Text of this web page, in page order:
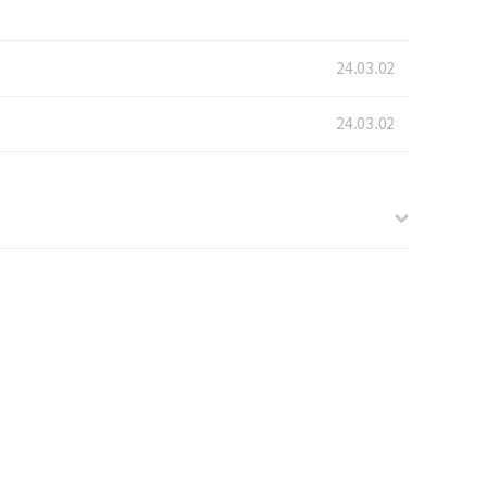
24.03.02
24.03.02